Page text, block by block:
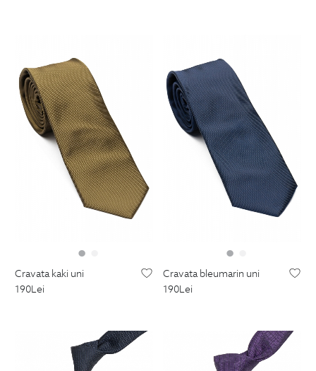
cravata kaki uni
190Lei
cravata bleumarin uni
190Lei